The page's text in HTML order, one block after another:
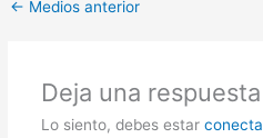
← Medios anterior
Deja una respuesta
Lo siento, debes estar